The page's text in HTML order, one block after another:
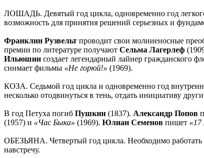
ЛОШАДЬ. Девятый год цикла, одновременно год легкого
возможность для принятия решений серьезных и
Франклин Рузвельт проводит свои молниеносные
премии по литературе получают Сельма Лагерлеф
Ильюшин создает легендарный лайнер гражданского
снимает фильмы «Не горюй!» (1969).
КОЗА. Седьмой год цикла и одновременно год
несколько отодвинуться в тень, отдать инициативу
В год Петуха погиб Пушкин (1837). Александр Попов
(1957) и «Час Быка» (1969). Юлиан Семенов пишет «17
ОБЕЗЬЯНА. Четвертый год цикла. Необходимо работать
навстречу.